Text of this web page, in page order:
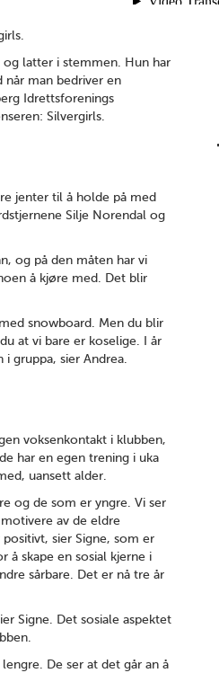
og latter i stemmen. Hun har
når man bedriver en
Idrettsforenings
Silvergirls.
jenter til å holde på med
Silje Norendal og
og på den måten har vi
å kjøre med. Det blir
snowboard. Men du blir
at vi bare er koselige. I år
gruppa, sier Andrea.
voksenkontakt i klubben,
har en egen trening i uka
uansett alder.
og de som er yngre. Vi ser
av de eldre
sier Signe, som er
å skape en sosial kjerne i
sårbare. Det er nå tre år
Signe. Det sosiale aspektet
De ser at det går an å